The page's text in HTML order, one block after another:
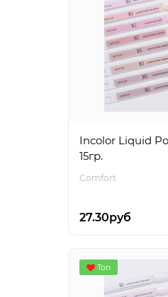
Incolor Liquid
15гр.
Comfort
27.30руб
Топ